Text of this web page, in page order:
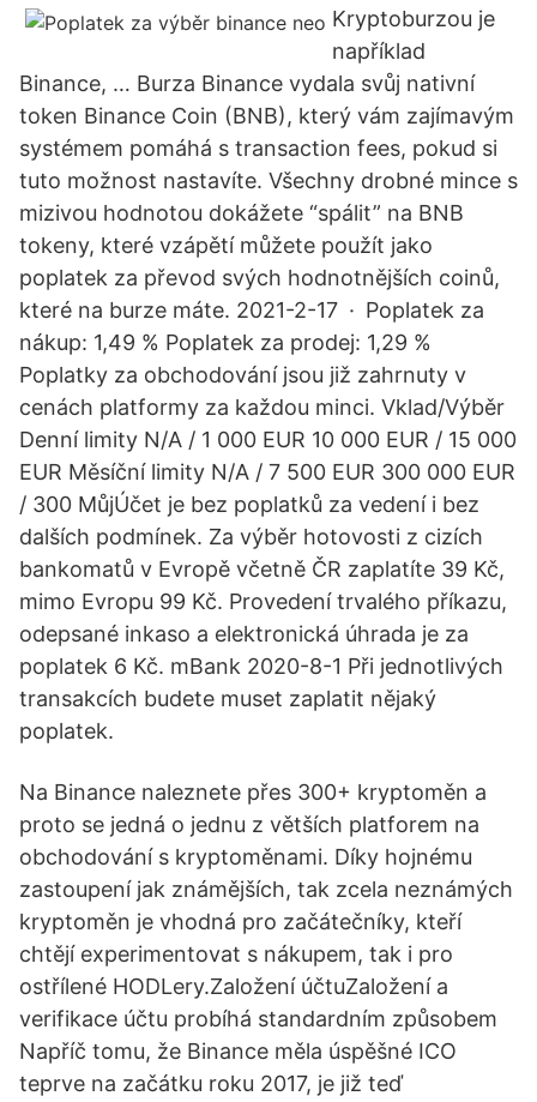
Kryptoburzou je
například
Binance, … Burza Binance vydala svůj nativní
token Binance Coin (BNB), který vám zajímavým
systémem pomáhá s transaction fees, pokud si
tuto možnost nastavíte. Všechny drobné mince s
mizivou hodnotou dokážete “spálit” na BNB
tokeny, které vzápětí můžete použít jako
poplatek za převod svých hodnotnějších coinů,
které na burze máte. 2021-2-17 · Poplatek za
nákup: 1,49 % Poplatek za prodej: 1,29 %
Poplatky za obchodování jsou již zahrnuty v
cenách platformy za každou minci. Vklad/Výběr
Denní limity N/A / 1 000 EUR 10 000 EUR / 15 000
EUR Měsíční limity N/A / 7 500 EUR 300 000 EUR
/ 300 MůjÚčet je bez poplatků za vedení i bez
dalších podmínek. Za výběr hotovosti z cizích
bankomatů v Evropě včetně ČR zaplatíte 39 Kč,
mimo Evropu 99 Kč. Provedení trvalého příkazu,
odepsané inkaso a elektronická úhrada je za
poplatek 6 Kč. mBank 2020-8-1 Při jednotlivých
transakcích budete muset zaplatit nějaký
poplatek.
Na Binance naleznete přes 300+ kryptoměn a
proto se jedná o jednu z větších platforem na
obchodování s kryptoměnami. Díky hojnému
zastoupení jak známějších, tak zcela neznámých
kryptoměn je vhodná pro začátečníky, kteří
chtějí experimentovat s nákupem, tak i pro
ostřílené HODLery.Založení účtuZaložení a
verifikace účtu probíhá standardním způsobem
Napříč tomu, že Binance měla úspěšné ICO
teprve na začátku roku 2017, je již teď